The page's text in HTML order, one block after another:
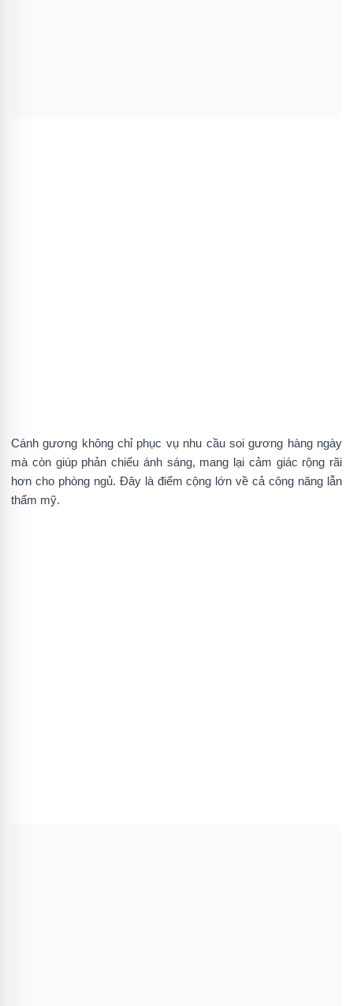
Cánh gương không chỉ phục vụ nhu cầu soi gương hàng ngày
mà còn giúp phản chiếu ánh sáng, mang lại cảm giác rộng rãi
hơn cho phòng ngủ. Đây là điểm cộng lớn về cả công năng lẫn
thẩm mỹ.